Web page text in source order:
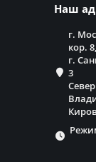
Наш
г.
кор.
г.
3